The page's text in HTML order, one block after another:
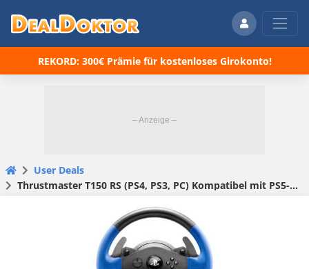
REKORD: 300€ Prämie für kostenloses Girokonto!
User Deals
Thrust­mas­ter T150 RS (PS4, PS3, PC) Kompatibel mit PS5-Spie­len (Joystick, Gamepad, Lenkrad) für 109,99 € (statt 129,95 €)